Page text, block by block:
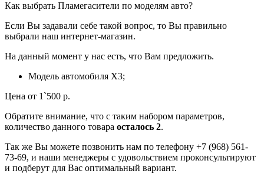
Как выбрать Пламегасители по моделям авто?
Если Вы задавали себе такой вопрос, то Вы правильно
выбрали наш интернет-магазин.
На данный момент у нас есть, что Вам предложить.
Модель автомобиля X3;
Цена от 1`500 р.
Обратите внимание, что с таким набором параметров,
количество данного товара осталось 2.
Так же Вы можете позвонить нам по телефону +7 (968) 561-
73-69, и наши менеджеры с удовольствием проконсультируют
и подберут для Вас оптимальный вариант.